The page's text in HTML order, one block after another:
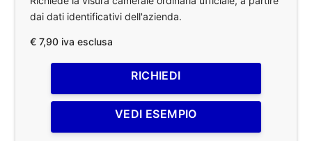
dai dati identificativi dell'azienda.
€ 7,90 iva esclusa
RICHIEDI
VEDI ESEMPIO